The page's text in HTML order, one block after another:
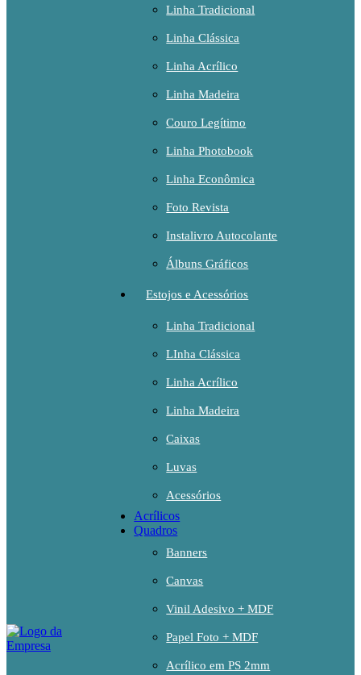
Linha Tradicional
Linha Clássica
Linha Acrílico
Linha Madeira
Couro Legítimo
Linha Photobook
Linha Econômica
Foto Revista
Instalivro Autocolante
Álbuns Gráficos
Estojos e Acessórios
Linha Tradicional
LInha Clássica
Linha Acrílico
Linha Madeira
Caixas
Luvas
Acessórios
Acrílicos
Quadros
Banners
Canvas
Vinil Adesivo + MDF
Papel Foto + MDF
Acrílico em PS 2mm